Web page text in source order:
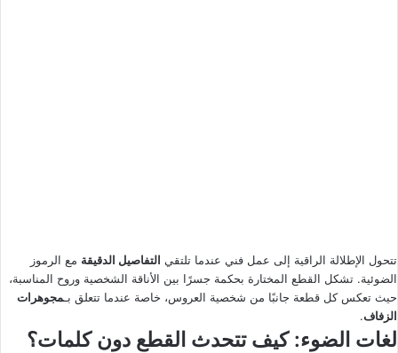
تتحول الإطلالة الراقية إلى عمل فني عندما تلتقي التفاصيل الدقيقة مع الرموز
الضوئية. تشكل القطع المختارة بحكمة جسرًا بين الأناقة الشخصية وروح المناسبة،
حيث تعكس كل قطعة جانبًا من شخصية العروس، خاصة عندما تتعلق بـمجوهرات
الزفاف.
لغات الضوء: كيف تتحدث القطع دون كلمات؟